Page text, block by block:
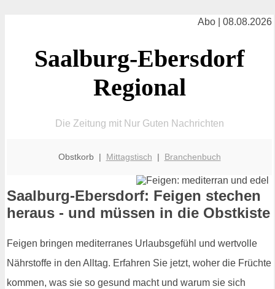
Abo | 08.08.2026
Saalburg-Ebersdorf
Regional
Die Zeitung mit Nur Guten Nachrichten
Obstkorb | Mittagstisch | Branchenbuch
Saalburg-Ebersdorf: Feigen stechen
heraus - und müssen in die Obstkiste
Feigen bringen mediterranes Urlaubsgefühl und wertvolle
Nährstoffe in den Alltag. Erfahren Sie jetzt, woher die Früchte
kommen, was sie so gesund macht und warum sie sich